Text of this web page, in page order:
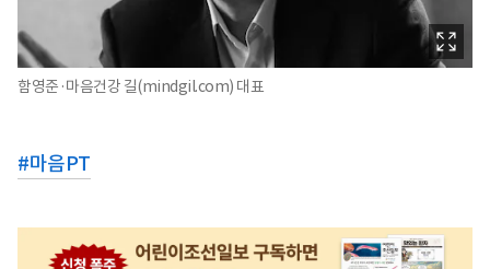
함영준·마음건강 길(mindgil.com) 대표
#마음PT